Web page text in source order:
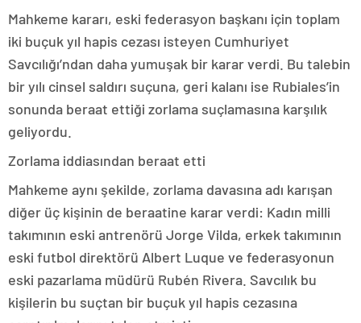
Mahkeme kararı, eski federasyon başkanı için toplam
iki buçuk yıl hapis cezası isteyen Cumhuriyet
Savcılığı’ndan daha yumuşak bir karar verdi. Bu talebin
bir yılı cinsel saldırı suçuna, geri kalanı ise Rubiales’in
sonunda beraat ettiği zorlama suçlamasına karşılık
geliyordu.
Zorlama iddiasından beraat etti
Mahkeme aynı şekilde, zorlama davasına adı karışan
diğer üç kişinin de beraatine karar verdi: Kadın milli
takımının eski antrenörü Jorge Vilda, erkek takımının
eski futbol direktörü Albert Luque ve federasyonun
eski pazarlama müdürü Rubén Rivera. Savcılık bu
kişilerin bu suçtan bir buçuk yıl hapis cezasına